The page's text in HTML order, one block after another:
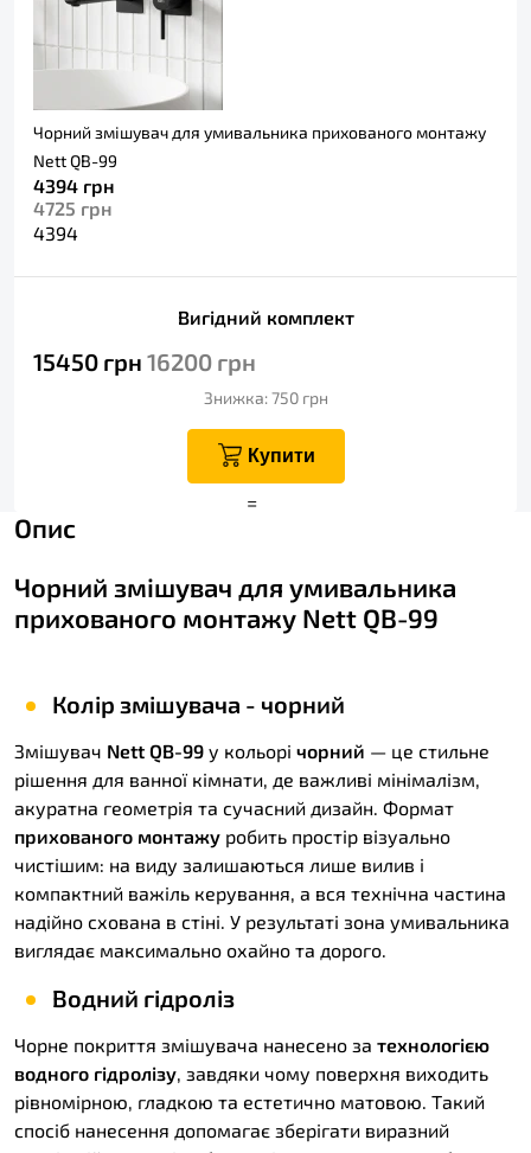
+
Чорний змішувач для умивальника прихованого монтажу
Nett QB-99
4394 грн
4725 грн
4394
=
Вигідний комплект
15450 грн 16200 грн
Знижка: 750 грн
Купити
Опис
Чорний змішувач для умивальника
прихованого монтажу Nett QB-99
Колір змішувача - чорний
Змішувач Nett QB-99 у кольорі чорний — це стильне
рішення для ванної кімнати, де важливі мінімалізм,
акуратна геометрія та сучасний дизайн. Формат
прихованого монтажу робить простір візуально
чистішим: на виду залишаються лише вилив і
компактний важіль керування, а вся технічна частина
надійно схована в стіні. У результаті зона умивальника
виглядає максимально охайно та дорого.
Водний гідроліз
Чорне покриття змішувача нанесено за технологією
водного гідролізу, завдяки чому поверхня виходить
рівномірною, гладкою та естетично матовою. Такий
спосіб нанесення допомагає зберігати виразний